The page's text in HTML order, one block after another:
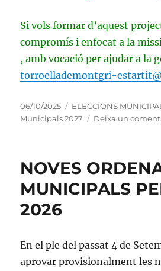
Si vols formar d’aquest
compromís i enfocat a la
, amb vocació per ajudar a la
torroellademontgri-
Publicat
el
06/10/2025 Categories
ELECCIONS
Municipals 2027
Deixa un
NOVES
MUNICIPALS
2026
En el ple del passat 4 de
aprovar provisionalment les